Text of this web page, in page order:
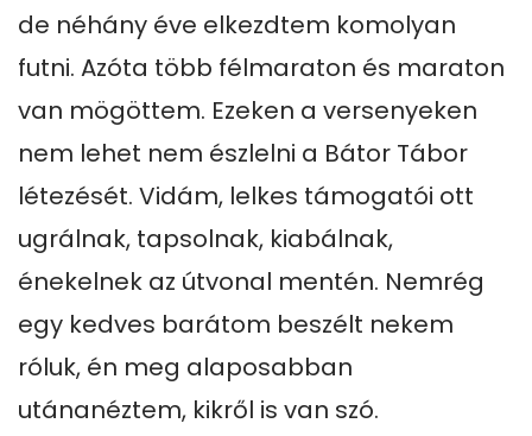
de néhány éve elkezdtem komolyan
futni. Azóta több félmaraton és maraton
van mögöttem. Ezeken a versenyeken
nem lehet nem észlelni a Bátor Tábor
létezését. Vidám, lelkes támogatói ott
ugrálnak, tapsolnak, kiabálnak,
énekelnek az útvonal mentén. Nemrég
egy kedves barátom beszélt nekem
róluk, én meg alaposabban
utánanéztem, kikről is van szó.